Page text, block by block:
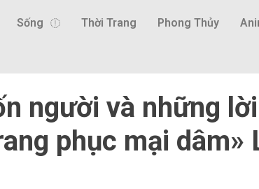
Sống Thời Trang Phong Thủy
người và những
phục mại dâm»